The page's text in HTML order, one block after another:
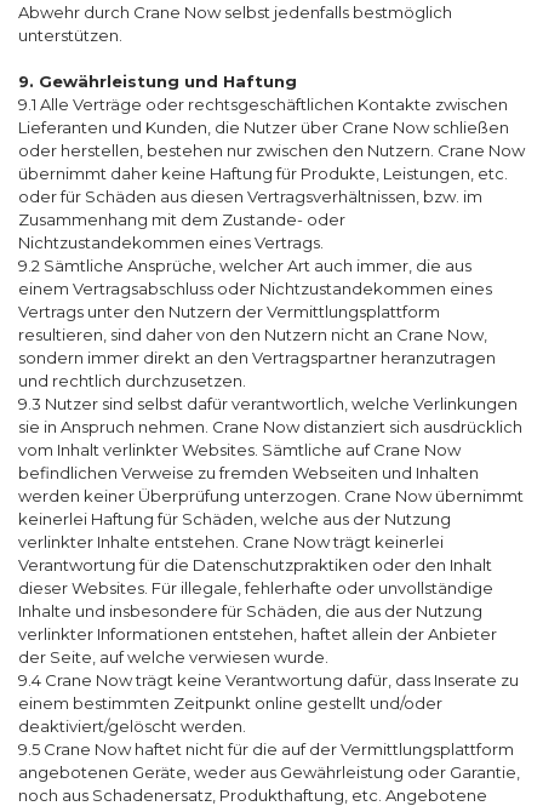
Abwehr durch Crane Now selbst jedenfalls bestmöglich
unterstützen.
9. Gewährleistung und Haftung
9.1 Alle Verträge oder rechtsgeschäftlichen Kontakte zwischen
Lieferanten und Kunden, die Nutzer über Crane Now schließen
oder herstellen, bestehen nur zwischen den Nutzern. Crane Now
übernimmt daher keine Haftung für Produkte, Leistungen, etc.
oder für Schäden aus diesen Vertragsverhältnissen, bzw. im
Zusammenhang mit dem Zustande- oder
Nichtzustandekommen eines Vertrags.
9.2 Sämtliche Ansprüche, welcher Art auch immer, die aus
einem Vertragsabschluss oder Nichtzustandekommen eines
Vertrags unter den Nutzern der Vermittlungsplattform
resultieren, sind daher von den Nutzern nicht an Crane Now,
sondern immer direkt an den Vertragspartner heranzutragen
und rechtlich durchzusetzen.
9.3 Nutzer sind selbst dafür verantwortlich, welche Verlinkungen
sie in Anspruch nehmen. Crane Now distanziert sich ausdrücklich
vom Inhalt verlinkter Websites. Sämtliche auf Crane Now
befindlichen Verweise zu fremden Webseiten und Inhalten
werden keiner Überprüfung unterzogen. Crane Now übernimmt
keinerlei Haftung für Schäden, welche aus der Nutzung
verlinkter Inhalte entstehen. Crane Now trägt keinerlei
Verantwortung für die Datenschutzpraktiken oder den Inhalt
dieser Websites. Für illegale, fehlerhafte oder unvollständige
Inhalte und insbesondere für Schäden, die aus der Nutzung
verlinkter Informationen entstehen, haftet allein der Anbieter
der Seite, auf welche verwiesen wurde.
9.4 Crane Now trägt keine Verantwortung dafür, dass Inserate zu
einem bestimmten Zeitpunkt online gestellt und/oder
deaktiviert/gelöscht werden.
9.5 Crane Now haftet nicht für die auf der Vermittlungsplattform
angebotenen Geräte, weder aus Gewährleistung oder Garantie,
noch aus Schadenersatz, Produkthaftung, etc. Angebotene